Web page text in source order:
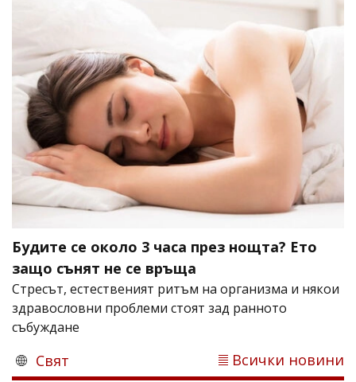
Будите се около 3 часа през нощта? Ето
защо сънят не се връща
Стресът, естественият ритъм на организма и някои
здравословни проблеми стоят зад ранното
събуждане
Свят Всички новини